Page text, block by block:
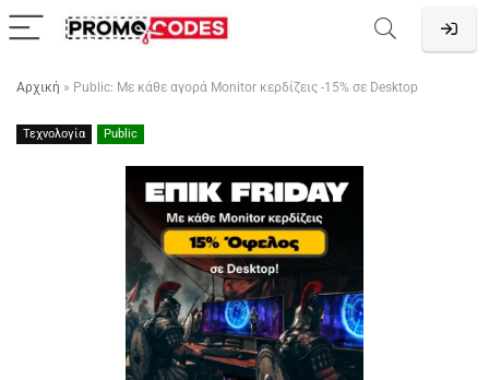
Αρχική » Public: Με κάθε αγορά Monitor κερδίζεις -15% σε Desktop
Τεχνολογία Public